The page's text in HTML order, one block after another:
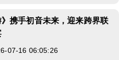
》携手初音未来，迎来跨界联
07-16 06:05:26